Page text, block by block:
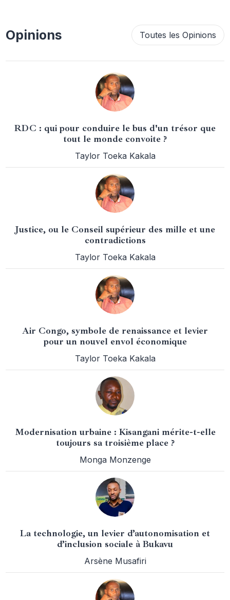
Opinions Toutes les Opinions
RDC : qui pour conduire le bus d'un trésor que
tout le monde convoite ?
Taylor Toeka Kakala
Justice, ou le Conseil supérieur des mille et une
contradictions
Taylor Toeka Kakala
Air Congo, symbole de renaissance et levier
pour un nouvel envol économique
Taylor Toeka Kakala
Modernisation urbaine : Kisangani mérite-t-elle
toujours sa troisième place ?
Monga Monzenge
La technologie, un levier d’autonomisation et
d’inclusion sociale à Bukavu
Arsène Musafiri